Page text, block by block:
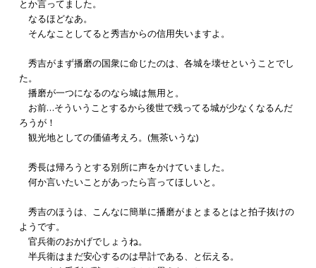
とか言ってました。
なるほどなあ。
そんなことしてると秀吉からの信用失いますよ。
秀吉がまず播磨の国衆に命じたのは、各城を壊せということでし
た。
播磨が一つになるのなら城は無用と。
お前…そういうことするから後世で残ってる城が少なくなるんだ
ろうが！
観光地としての価値考えろ。(無茶いうな)
秀長は帰ろうとする別所に声をかけていました。
何か言いたいことがあったら言ってほしいと。
秀吉のほうは、こんなに簡単に播磨がまとまるとはと拍子抜けの
ようです。
官兵衛のおかげでしょうね。
半兵衛はまだ安心するのは早計である、と伝える。